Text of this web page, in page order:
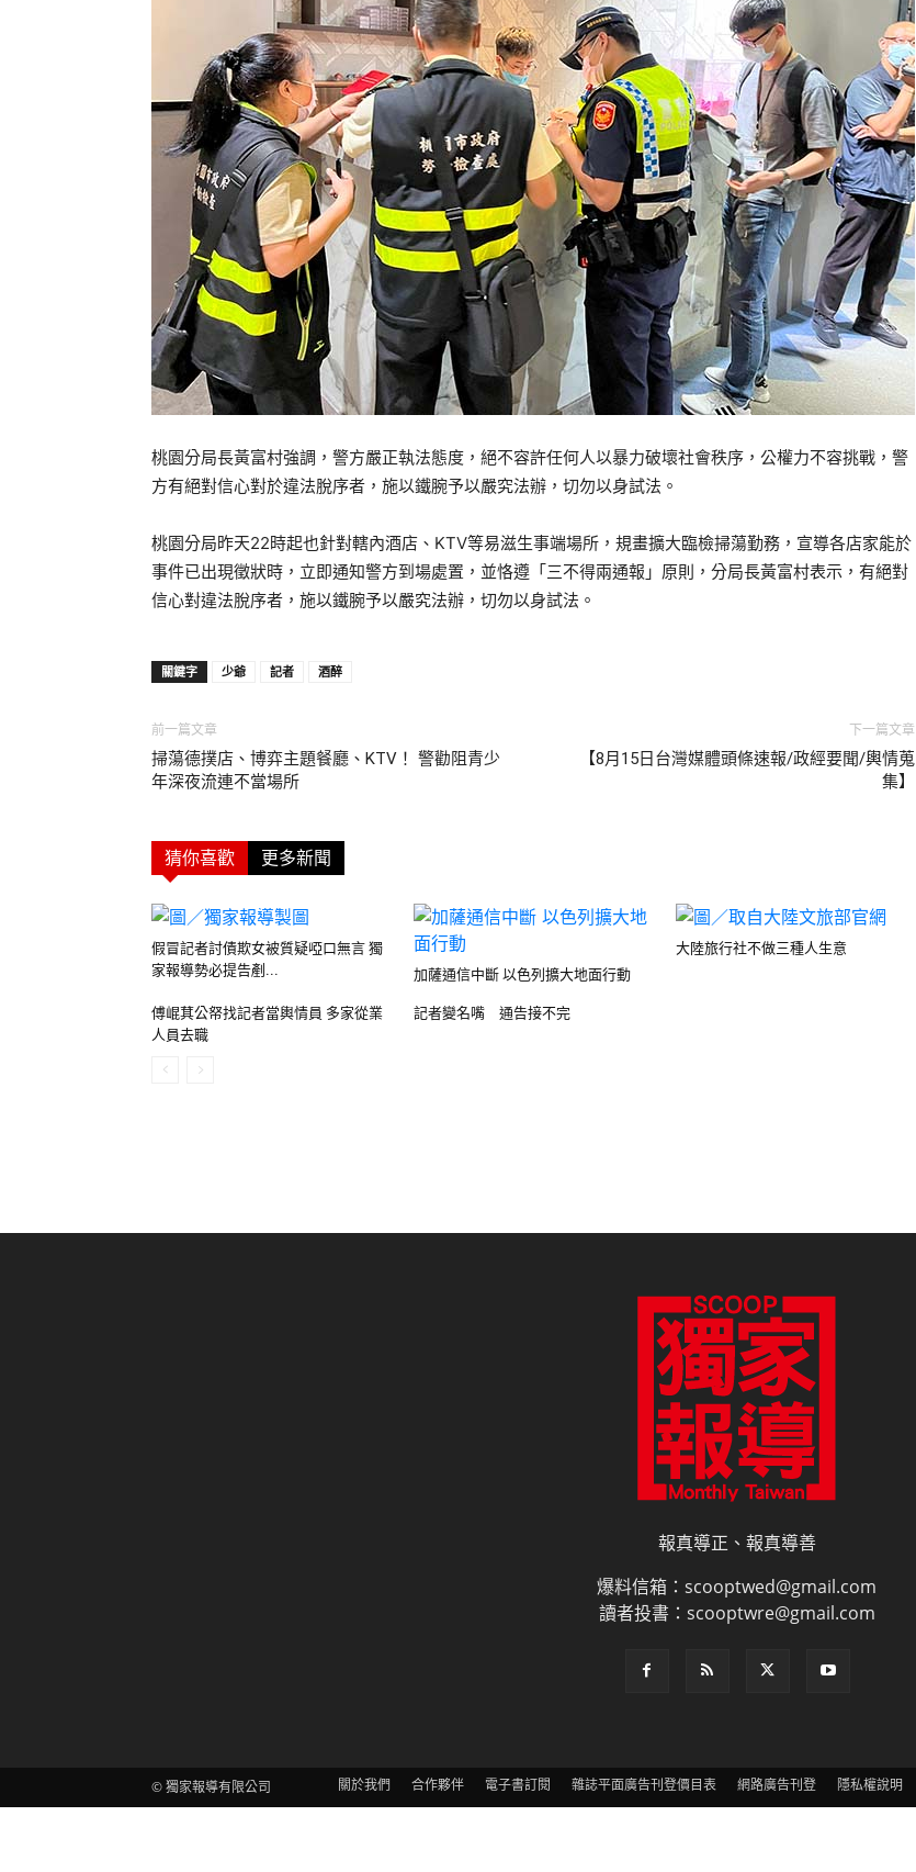
桃園分局長黃富村強調，警方嚴正執法態度，絕不容許任何人以暴力破壞社會秩序，公權力不容挑戰，警
方有絕對信心對於違法脫序者，施以鐵腕予以嚴究法辦，切勿以身試法。
桃園分局昨天22時起也針對轄內酒店、KTV等易滋生事端場所，規畫擴大臨檢掃蕩勤務，宣導各店家能於
事件已出現徵狀時，立即通知警方到場處置，並恪遵「三不得兩通報」原則，分局長黃富村表示，有絕對
信心對違法脫序者，施以鐵腕予以嚴究法辦，切勿以身試法。
關鍵字 少爺 記者 酒醉
前一篇文章
掃蕩德撲店、博弈主題餐廳、KTV！ 警勸阻青少
年深夜流連不當場所
下一篇文章
【8月15日台灣媒體頭條速報/政經要聞/輿情蒐
集】
猜你喜歡 更多新聞
假冒記者討債欺女被質疑啞口無言 獨
家報導勢必提告剷...
加薩通信中斷 以色列擴大地面行動
大陸旅行社不做三種人生意
傅崐萁公帑找記者當輿情員 多家從業
人員去職
記者變名嘴 通告接不完
報真導正、報真導善
爆料信箱：scooptwed@gmail.com
讀者投書：scooptwre@gmail.com
關於我們 合作夥伴 電子書訂閱 雜誌平面廣告刊登價目表 網路廣告刊登 隱私權說明
© 獨家報導有限公司